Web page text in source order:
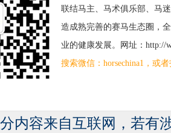
联结马主、马术俱乐部、马
造成熟完善的赛马生态圈，
业的健康发展。网址：http://
搜索微信：horsechina1，或
内容来自互联网，若有